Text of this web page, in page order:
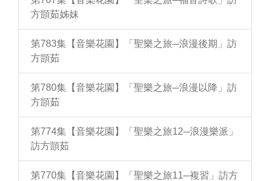
方顗茹姊妹
第783集【音樂花園】「聖樂之旅─浪漫後期」訪
方顗茹
第780集【音樂花園】「聖樂之旅─浪漫以降」訪
方顗茹
第774集【音樂花園】「聖樂之旅12─浪漫樂派」
訪方顗茹
第770集【音樂花園】「聖樂之旅11─複習」訪方